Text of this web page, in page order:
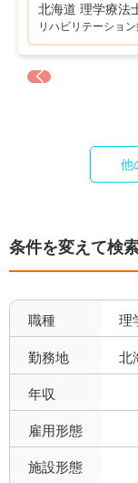
管理職募集 0
北海道 理学療法
リハビリテーショ
他
条件を変えて検
職種 理
勤務地 北
年収
雇用形態
施設形態